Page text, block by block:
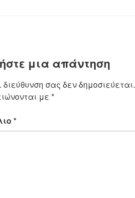
μια απάντηση
διεύθυνση σας δεν δημοσιεύεται.
με *
*